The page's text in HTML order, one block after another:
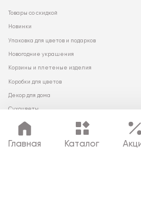
Главная Каталог
Товары со скидкой
Новинки
Упаковка для цветов и подарков
Новогодние украшения
Корзины и плетеные изделия
Коробки для цветов
Декор для дома
Сухоцветы
© 2026 ООО